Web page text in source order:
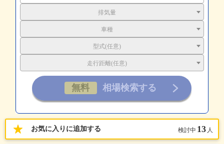
排気量
車種
型式(任意)
走行距離(任意)
お気に入りに追加する 検討中 13 人